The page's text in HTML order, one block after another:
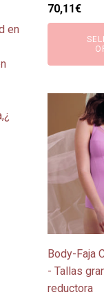
en
El
precio
70,11€El
producto
Body-Faja
- Tallas
reductora
producto
tiene
múltiples
variantes.
Las
opciones
se
elegir
en
la